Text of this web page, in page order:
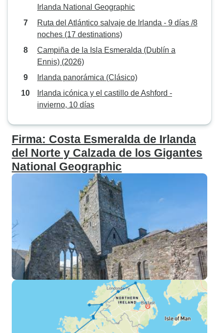
Irlanda National Geographic
Ruta del Atlántico salvaje de Irlanda - 9 días /8
noches (17 destinations)
Campiña de la Isla Esmeralda (Dublín a
Ennis) (2026)
Irlanda panorámica (Clásico)
Irlanda icónica y el castillo de Ashford -
invierno, 10 días
Firma: Costa Esmeralda de Irlanda
del Norte y Calzada de los Gigantes
National Geographic